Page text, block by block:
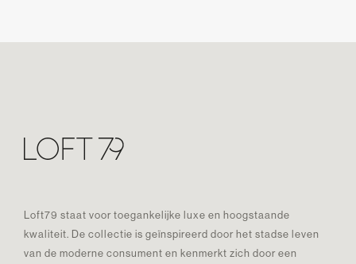
Loft79 staat voor toegankelijke luxe en hoogstaande
kwaliteit. De collectie is geïnspireerd door het stadse leven
van de moderne consument en kenmerkt zich door een